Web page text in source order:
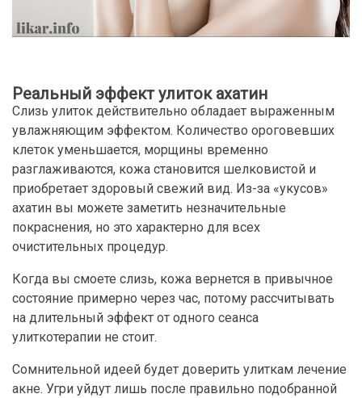
Реальный эффект улиток ахатин
Слизь улиток действительно обладает выраженным
увлажняющим эффектом. Количество ороговевших
клеток уменьшается, морщины временно
разглаживаются, кожа становится шелковистой и
приобретает здоровый свежий вид. Из-за «укусов»
ахатин вы можете заметить незначительные
покраснения, но это характерно для всех
очистительных процедур.
Когда вы смоете слизь, кожа вернется в привычное
состояние примерно через час, потому рассчитывать
на длительный эффект от одного сеанса
улиткотерапии не стоит.
Сомнительной идеей будет доверить улиткам лечение
акне. Угри уйдут лишь после правильно подобранной